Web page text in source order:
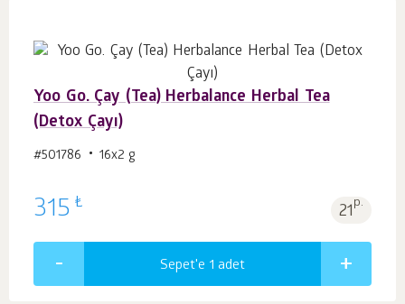
Yoo Go. Çay (Tea) Herbalance Herbal Tea
(Detox Çayı)
#501786 16х2 g
315 ₺ 21p.
Sepet'e 1 adet